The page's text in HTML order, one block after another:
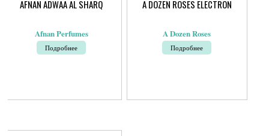
AFNAN ADWAA AL SHARQ
Afnan Perfumes
Подробнее
A DOZEN ROSES ELECTRON
A Dozen Roses
Подробнее